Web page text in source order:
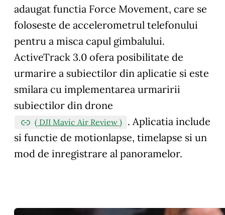
adaugat functia Force Movement, care se
foloseste de accelerometrul telefonului
pentru a misca capul gimbalului.
ActiveTrack 3.0 ofera posibilitate de
urmarire a subiectilor din aplicatie si este
smilara cu implementarea urmaririi
subiectilor din drone
( DJI Mavic Air Review ) . Aplicatia include
si functie de motionlapse, timelapse si un
mod de inregistrare al panoramelor.